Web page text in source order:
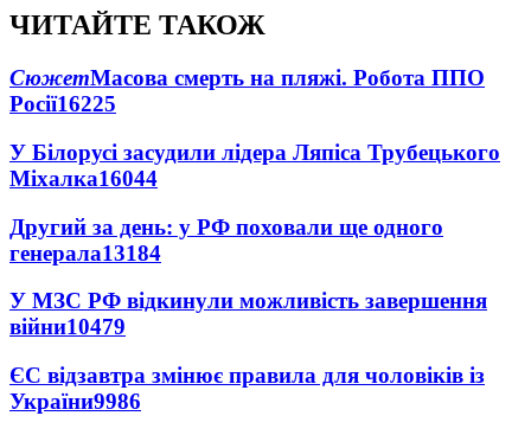
ЧИТАЙТЕ ТАКОЖ
СюжетМасова смерть на пляжі. Робота ППО
Росії16225
У Білорусі засудили лідера Ляпіса Трубецького
Міхалка16044
Другий за день: у РФ поховали ще одного
генерала13184
У МЗС РФ відкинули можливість завершення
війни10479
ЄС відзавтра змінює правила для чоловіків із
України9986